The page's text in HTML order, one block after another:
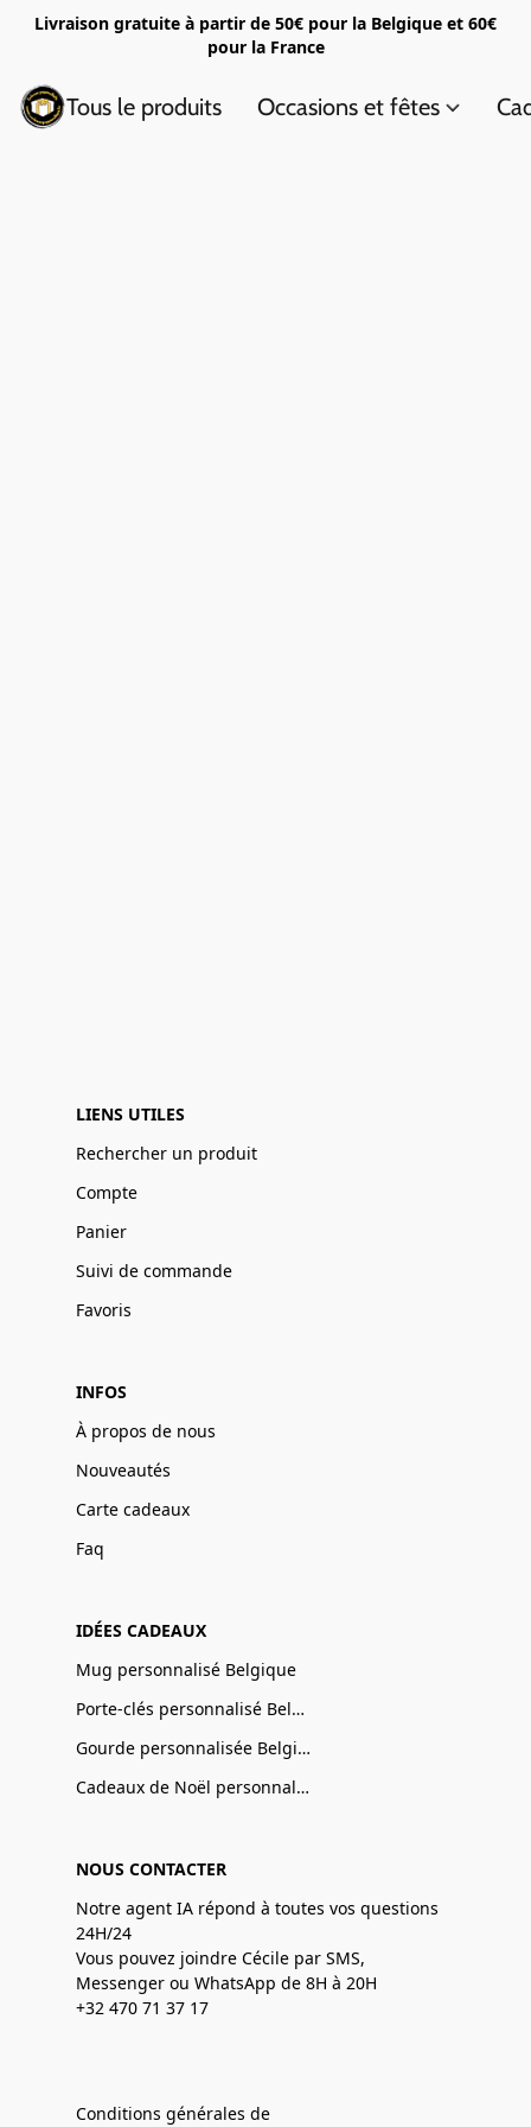
Livraison gratuite à partir de 50€ pour la Belgique et 60€
pour la France
Tous le produits Occasions et fêtes
LIENS UTILES
Rechercher un produit
Compte
Panier
Suivi de commande
Favoris
INFOS
À propos de nous
Nouveautés
Carte cadeaux
Faq
IDÉES CADEAUX
Mug personnalisé Belgique
Porte-clés personnalisé Belgique
Gourde personnalisée Belgique
Cadeaux de Noël personnalisé Belgique
NOUS CONTACTER
Notre agent IA répond à toutes vos questions
24H/24
Vous pouvez joindre Cécile par SMS,
Messenger ou WhatsApp de 8H à 20H
+32 470 71 37 17
Conditions générales de